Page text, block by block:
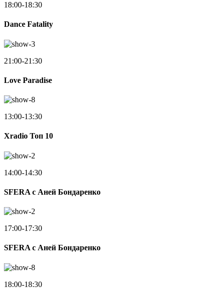
18:00-18:30
Dance Fatality
21:00-21:30
Love Paradise
13:00-13:30
Xradio Топ 10
14:00-14:30
SFERA с Аней Бондаренко
17:00-17:30
SFERA с Аней Бондаренко
18:00-18:30